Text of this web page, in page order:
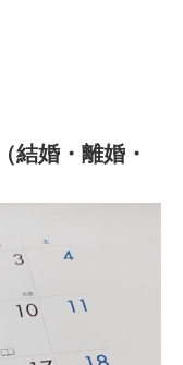
結婚・離婚・